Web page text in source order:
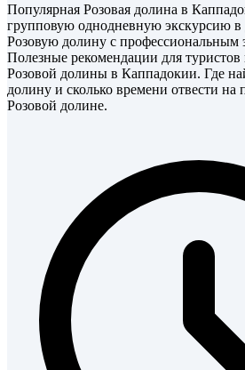
Популярная Розовая долина в
групповую однодневную экскурсию
Розовую долину с профессиональным
Полезные рекомендации для
Розовой долины в Каппадокии. Где
долину и сколько времени отвести на
Розовой долине.